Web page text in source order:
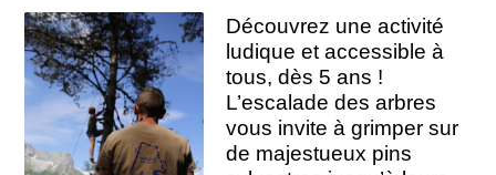
Découvrez une activité
ludique et accessible à
tous, dès 5 ans !
L’escalade des arbres
vous invite à grimper sur
de majestueux pins